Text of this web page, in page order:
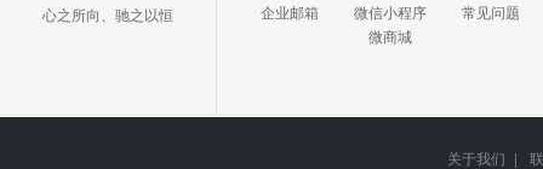
心之所向、驰之以恒
企业邮箱
微信小程序
微商城
常见问题
关于我们 |